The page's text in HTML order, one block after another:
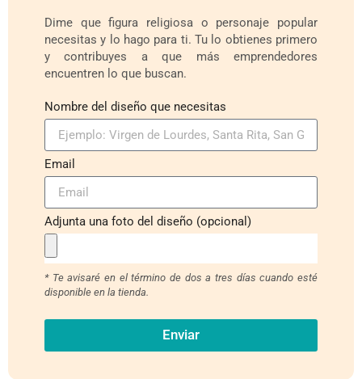
Dime que figura religiosa o personaje popular
necesitas y lo hago para ti. Tu lo obtienes primero
y contribuyes a que más emprendedores
encuentren lo que buscan.
Nombre del diseño que necesitas
Email
Adjunta una foto del diseño (opcional)
* Te avisaré en el término de dos a tres días cuando esté
disponible en la tienda.
Enviar